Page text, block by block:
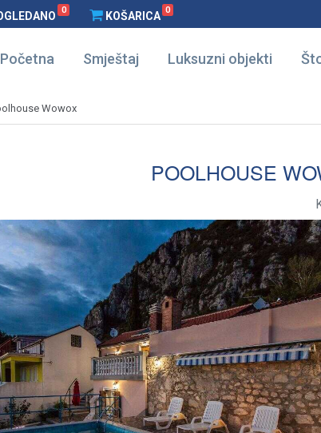
0 KOŠARICA 0
Početna Smještaj Luksuzni objekti
Wowox
POOLHOUSE